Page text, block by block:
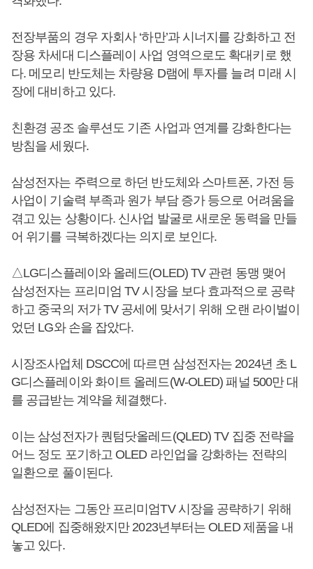
전장부품의 경우 자회사 ‘하만’과 시너지를 강화하고 전
장용 차세대 디스플레이 사업 영역으로도 확대키로 했
다. 메모리 반도체는 차량용 D램에 투자를 늘려 미래 시
장에 대비하고 있다.
친환경 공조 솔루션도 기존 사업과 연계를 강화한다는
방침을 세웠다.
삼성전자는 주력으로 하던 반도체와 스마트폰, 가전 등
사업이 기술력 부족과 원가 부담 증가 등으로 어려움을
겪고 있는 상황이다. 신사업 발굴로 새로운 동력을 만들
어 위기를 극복하겠다는 의지로 보인다.
△LG디스플레이와 올레드(OLED) TV 관련 동맹 맺어
삼성전자는 프리미엄 TV 시장을 보다 효과적으로 공략
하고 중국의 저가 TV 공세에 맞서기 위해 오랜 라이벌이
었던 LG와 손을 잡았다.
시장조사업체 DSCC에 따르면 삼성전자는 2024년 초 L
G디스플레이와 화이트 올레드(W-OLED) 패널 500만 대
를 공급받는 계약을 체결했다.
이는 삼성전자가 퀀텀닷올레드(QLED) TV 집중 전략을
어느 정도 포기하고 OLED 라인업을 강화하는 전략의
일환으로 풀이된다.
삼성전자는 그동안 프리미엄TV 시장을 공략하기 위해
QLED에 집중해왔지만 2023년부터는 OLED 제품을 내
놓고 있다.